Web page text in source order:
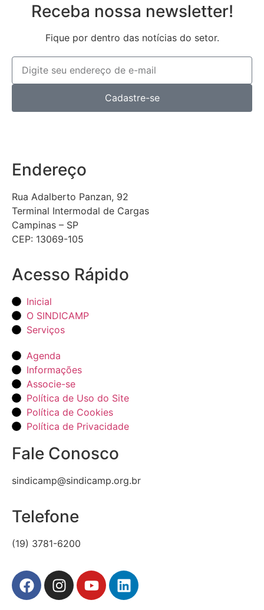
Receba nossa newsletter!
Fique por dentro das notícias do setor.
Cadastre-se
Endereço
Rua Adalberto Panzan, 92
Terminal Intermodal de Cargas
Campinas – SP
CEP: 13069-105
Acesso Rápido
Inicial
O SINDICAMP
Serviços
Agenda
Informações
Associe-se
Política de Uso do Site
Política de Cookies
Política de Privacidade
Fale Conosco
sindicamp@sindicamp.org.br
Telefone
(19) 3781-6200